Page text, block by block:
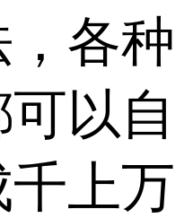
各种
以自
上万